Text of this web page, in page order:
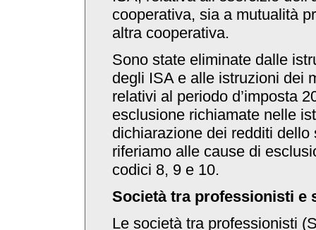
cooperativa, sia a mutualità
altra cooperativa.
Sono state eliminate dalle
degli ISA e alle istruzioni dei
relativi al periodo d’imposta
esclusione richiamate nelle
dichiarazione dei redditi dello
riferiamo alle cause di
codici 8, 9 e 10.
Società tra professionisti e
Le società tra professionisti